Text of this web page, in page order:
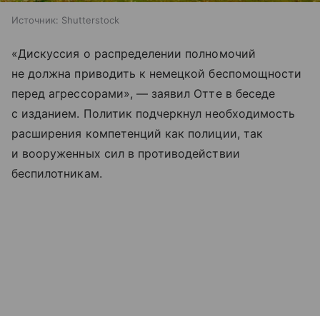
Источник: Shutterstock
«Дискуссия о распределении полномочий
не должна приводить к немецкой беспомощности
перед агрессорами», — заявил Отте в беседе
с изданием. Политик подчеркнул необходимость
расширения компетенций как полиции, так
и вооруженных сил в противодействии
беспилотникам.